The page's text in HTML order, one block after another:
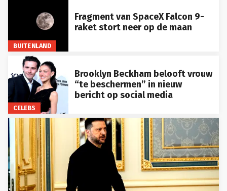
BUITENLAND
Fragment van SpaceX Falcon 9-
raket stort neer op de maan
CELEBS
Brooklyn Beckham belooft vrouw
“te beschermen” in nieuw
bericht op social media